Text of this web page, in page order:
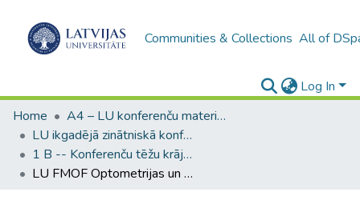
Communities & Collections All of
Log In
Home
A4 – LU konferenču materiāli / Conference papers of the UL
LU ikgadējā zinātniskā konference / Scientific Conference of the University of Latvia
1 B -- Konferenču tēžu krājumi (LU) / Conference abstracts
LU FMOF Optometrijas un redzes zinātnes nodaļas un Latvijas optometristu un optiķu asociācijas konferenču referātu tēzes